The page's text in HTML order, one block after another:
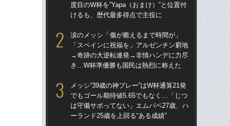
度目のW杯を”Yapa（おまけ）”と位置付
けるも、歴代最多得点で主役に
涙のメッシ「傷が癒えるまで時間が」
「スペインに祝福を」アルゼンチン窮地
→奇跡の大逆転連発→非情ハンデに力尽
き…W杯準優勝も国民は熱烈に称えた
メッシ“39歳の神プレー”はW杯通算21発
でもゴール期待値5.65でもなく…「じつ
は守備サボってない」エムバペ27歳、ハ
ーランド25歳を上回る“ある成績”